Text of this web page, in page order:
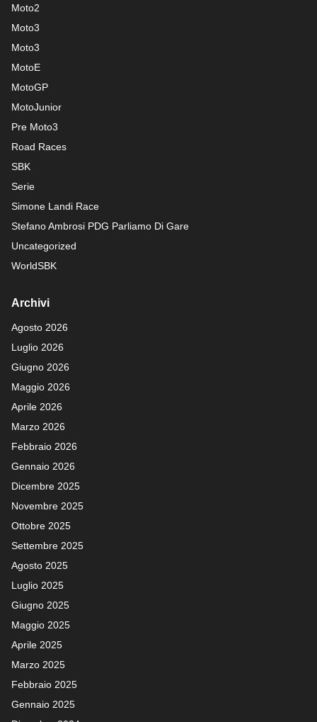
Moto2
Moto3
Moto3
MotoE
MotoGP
MotoJunior
Pre Moto3
Road Races
SBK
Serie
Simone Landi Race
Stefano Ambrosi PDG Parliamo Di Gare
Uncategorized
WorldSBK
Archivi
Agosto 2026
Luglio 2026
Giugno 2026
Maggio 2026
Aprile 2026
Marzo 2026
Febbraio 2026
Gennaio 2026
Dicembre 2025
Novembre 2025
Ottobre 2025
Settembre 2025
Agosto 2025
Luglio 2025
Giugno 2025
Maggio 2025
Aprile 2025
Marzo 2025
Febbraio 2025
Gennaio 2025